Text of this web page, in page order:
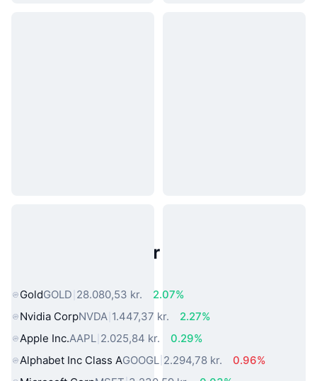
Populære aktiver fra den virkelige
GoldGOLD 28.080,53 kr.
2.07%
Nvidia CorpNVDA 1.447,37 kr.
2.27%
Apple Inc.AAPL 2.025,84 kr.
0.29%
Alphabet Inc Class AGOOGL 2.294,78 kr.
0.96%